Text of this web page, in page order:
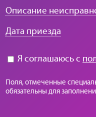
Описание
Дата приезда
Я соглашаюсь с
Поля, отмеченные
обязательны для